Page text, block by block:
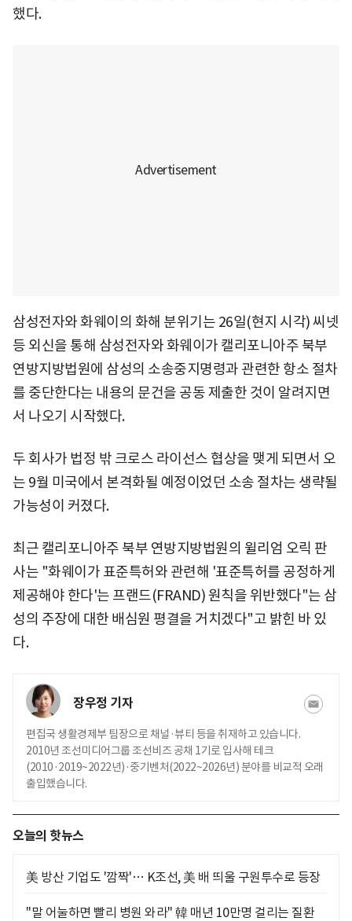
했다.
삼성전자와 화웨이의 화해 분위기는 26일(현지 시각) 씨넷
등 외신을 통해 삼성전자와 화웨이가 캘리포니아주 북부
연방지방법원에 삼성의 소송중지명령과 관련한 항소 절차
를 중단한다는 내용의 문건을 공동 제출한 것이 알려지면
서 나오기 시작했다.
두 회사가 법정 밖 크로스 라이선스 협상을 맺게 되면서 오
는 9월 미국에서 본격화될 예정이었던 소송 절차는 생략될
가능성이 커졌다.
최근 캘리포니아주 북부 연방지방법원의 윌리엄 오릭 판
사는 "화웨이가 표준특허와 관련해 '표준특허를 공정하게
제공해야 한다'는 프랜드(FRAND) 원칙을 위반했다"는 삼
성의 주장에 대한 배심원 평결을 거치겠다"고 밝힌 바 있
다.
장우정 기자
편집국 생활경제부 팀장으로 채널·뷰티 등을 취재하고 있습니다.
2010년 조선미디어그룹 조선비즈 공채 1기로 입사해 테크
(2010·2019~2022년)·중기벤처(2022~2026년) 분야를 비교적 오래
출입했습니다.
오늘의 핫뉴스
美 방산 기업도 '깜짝'… K조선, 美 배 띄울 구원투수로 등장
"말 어눌하면 빨리 병원 와라" 韓 매년 10만명 걸리는 질환